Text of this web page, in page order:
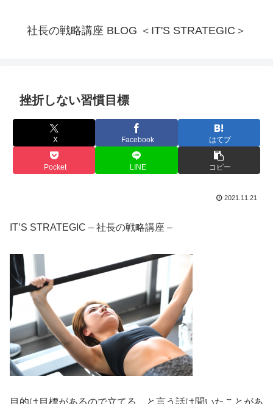
社長の戦略講座 BLOG ＜IT'S STRATEGIC＞
挫折しない習慣目標
X Facebook はてブ
Pocket LINE コピー
2021.11.21
IT’S STRATEGIC – 社長の戦略講座 –
目的は目標があるので立てる…と言う話は聞いたことがあ